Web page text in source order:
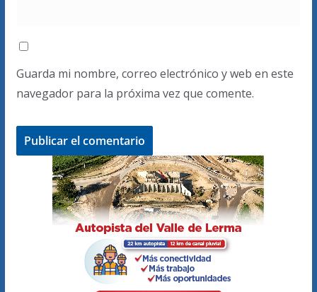
Guarda mi nombre, correo electrónico y web en este
navegador para la próxima vez que comente.